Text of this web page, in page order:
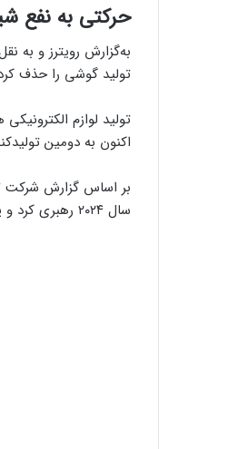
حرکتی به نفع
به‌گزارش رویترز و به
تولید گوشی را حذف
اکنون به دومین
سال ۲۰۲۴ رهبری کرد و پس از آن سامسونگ با ۲۲ درصد قرار داشت.